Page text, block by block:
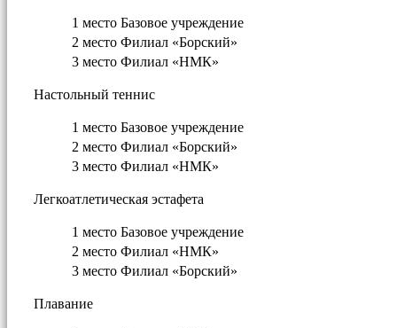
1 место Базовое учреждение
2 место Филиал «Борский»
3 место Филиал «НМК»
Настольный теннис
1 место Базовое учреждение
2 место Филиал «Борский»
3 место Филиал «НМК»
Легкоатлетическая эстафета
1 место Базовое учреждение
2 место Филиал «НМК»
3 место Филиал «Борский»
Плавание